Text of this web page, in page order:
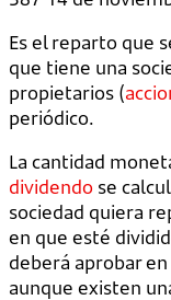
Es el reparto que
que tiene una
propietarios (
periódico.
La cantidad
dividendo se
sociedad quiera
en que esté
deberá aprobar
aunque existen